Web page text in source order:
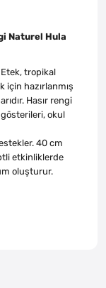
Naturel Hula
Etek, tropikal
hazırlanmış
Hasır rengi
okul
40 cm
etkinliklerde
oluşturur.